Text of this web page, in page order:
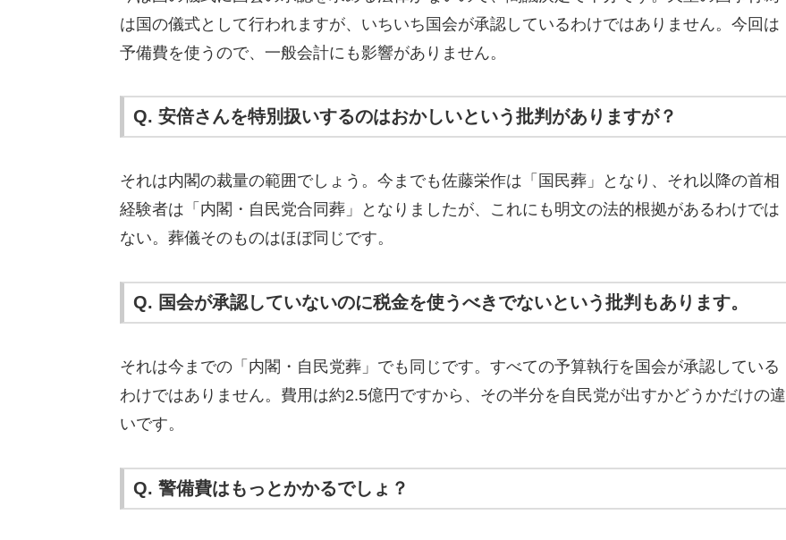
は国の儀式として行われますが、いちいち国会が承認しているわけではありません。今回は
予備費を使うので、一般会計にも影響がありません。
Q. 安倍さんを特別扱いするのはおかしいという批判がありますが？
それは内閣の裁量の範囲でしょう。今までも佐藤栄作は「国民葬」となり、それ以降の首相
経験者は「内閣・自民党合同葬」となりましたが、これにも明文の法的根拠があるわけでは
ない。葬儀そのものはほぼ同じです。
Q. 国会が承認していないのに税金を使うべきでないという批判もあります。
それは今までの「内閣・自民党葬」でも同じです。すべての予算執行を国会が承認している
わけではありません。費用は約2.5億円ですから、その半分を自民党が出すかどうかだけの違
いです。
Q. 警備費はもっとかかるでしょ？